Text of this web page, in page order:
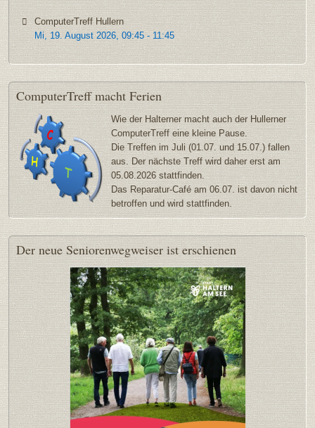
ComputerTreff Hullern
Mi, 19. August 2026,09:45-11:45
ComputerTreffmacht Ferien
Wie der Halterner macht auch der Hullerner
ComputerTreff eine kleine Pause.
Die Treffen im Juli (01.07. und 15.07.) fallen
aus. Der nächste Treff wird daher erst am
05.08.2026 stattfinden.
Das Reparatur-Café am 06.07. ist davon nicht
betroffen und wird stattfinden.
Der neue Seniorenwegweiser ist erschienen